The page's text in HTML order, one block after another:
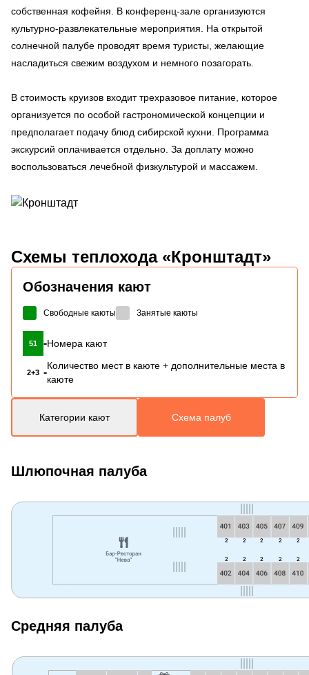
собственная кофейня. В конференц-зале организуются
культурно-развлекательные мероприятия. На открытой
солнечной палубе проводят время туристы, желающие
насладиться свежим воздухом и немного позагорать.
В стоимость круизов входит трехразовое питание, которое
организуется по особой гастрономической концепции и
предполагает подачу блюд сибирской кухни. Программа
экскурсий оплачивается отдельно. За доплату можно
воспользоваться лечебной физкультурой и массажем.
Схемы теплохода «Кронштадт»
Обозначения кают
Свободные каюты Занятые каюты
51 -Номера кают
2+3 -
Количество мест в каюте + дополнительные места в
каюте
Категории кают Схема палуб
Шлюпочная палуба
Средняя палуба